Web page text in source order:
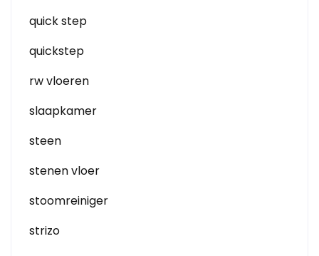
quick step
quickstep
rw vloeren
slaapkamer
steen
stenen vloer
stoomreiniger
strizo